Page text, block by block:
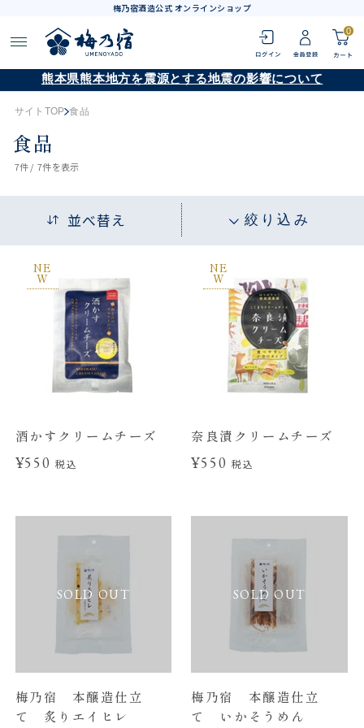
梅乃宿酒造公式 オンラインショップ
0
熊本県熊本地方を震源とする地震の影響について
サイトTOP 食品
食品
7件 / 7件を表示
並べ替え 絞り込み
NE
W
酒かすクリームチーズ
¥550税込
NE
W
奈良漬クリームチーズ
¥550税込
SOLD OUT
梅乃宿 本醸造仕立
て 炙りエイヒレ
SOLD OUT
梅乃宿 本醸造仕立
て いかそうめん